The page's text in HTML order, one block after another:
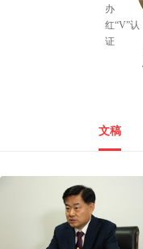
办
红“V”认
证
文稿